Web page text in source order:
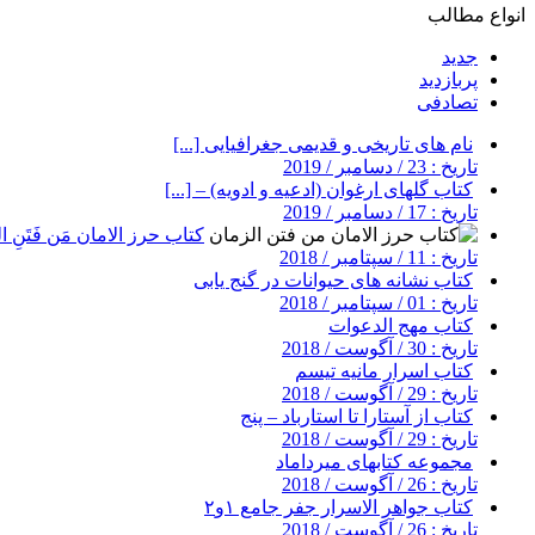
انواع مطالب
جدید
پربازدید
تصادفی
نام های تاریخی و قدیمی جغرافیایی [...]
تاریخ : 23 / دسامبر / 2019
کتاب گلهای ارغوان (ادعیه و ادویه) – [...]
تاریخ : 17 / دسامبر / 2019
کتاب حرز الامان مَن فَتَنِ
تاریخ : 11 / سپتامبر / 2018
کتاب نشانه های حیوانات در گنج یابی
تاریخ : 01 / سپتامبر / 2018
کتاب مهج الدعوات
تاریخ : 30 / آگوست / 2018
کتاب اسرار مانیه تیسم
تاریخ : 29 / آگوست / 2018
کتاب از آستارا تا استارباد – پنج
تاریخ : 29 / آگوست / 2018
مجموعه کتابهای میرداماد
تاریخ : 26 / آگوست / 2018
کتاب جواهر الاسرار جفر جامع ۱و۲
تاریخ : 26 / آگوست / 2018